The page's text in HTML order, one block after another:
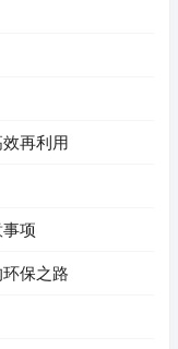
再利用
项
保之路